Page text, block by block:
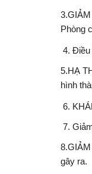
Phòng
Điều
5.HẠ
hình
gây ra.